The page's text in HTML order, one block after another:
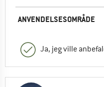
ANVENDELSESOMRÅDE
Ja, jeg ville